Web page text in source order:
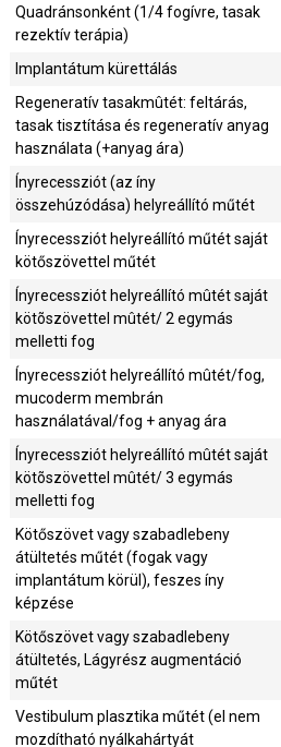
Quadránsonként (1/4 fogívre, tasak
rezektív terápia)
Implantátum kürettálás
Regeneratív tasakmûtét: feltárás,
tasak tisztítása és regeneratív anyag
használata (+anyag ára)
Ínyrecessziót (az íny
összehúzódása) helyreállító műtét
Ínyrecessziót helyreállító műtét saját
kötőszövettel műtét
Ínyrecessziót helyreállító mûtét saját
kötõszövettel mûtét/ 2 egymás
melletti fog
Ínyrecessziót helyreállító mûtét/fog,
mucoderm membrán
használatával/fog + anyag ára
Ínyrecessziót helyreállító mûtét saját
kötõszövettel mûtét/ 3 egymás
melletti fog
Kötőszövet vagy szabadlebeny
átültetés műtét (fogak vagy
implantátum körül), feszes íny
képzése
Kötőszövet vagy szabadlebeny
átültetés, Lágyrész augmentáció
műtét
Vestibulum plasztika műtét (el nem
mozdítható nyálkahártyát